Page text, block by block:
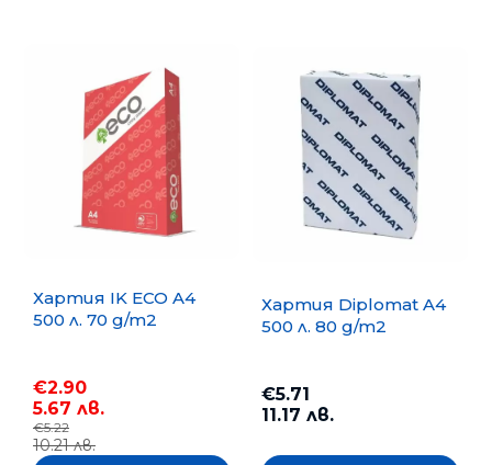
Хартия IK ECO A4
500 л. 70 g/m2
€2.90
5.67 лв.
€5.22
10.21 лв.
Хартия Diplomat A4
500 л. 80 g/m2
€5.71
11.17 лв.